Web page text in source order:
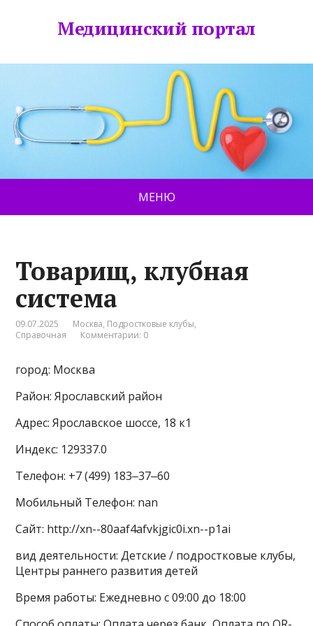
Медицинский портал
МЕНЮ
Товарищ, клубная
система
09.07.2025 Москва, Подростковые клубы,
Справочная
Комментарии: 0
город: Москва
Район: Ярославский район
Адрес: Ярославское шоссе, 18 к1
Индекс: 129337.0
Телефон: +7 (499) 183‒37‒60
Мобильный Телефон: nan
Сайт: http://xn--80aaf4afvkjgic0i.xn--p1ai
вид деятельности: Детские / подростковые клубы,
Центры раннего развития детей
Время работы: Ежедневно с 09:00 до 18:00